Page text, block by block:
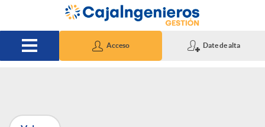
Saltar al contenido principal
Acceso Date de alta
P